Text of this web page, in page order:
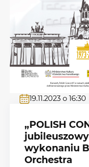
19.11.2023 o 16:30
„POLISH
wykonaniu
Orchestra